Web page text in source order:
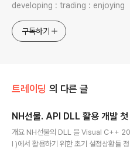
developing : trading : enjoying
구독하기
트레이딩 의 다른 글
NH선물. API DLL 활용 개발 첫
개요 NH선물의 DLL 을 Visual C++
I )에서 활용하기 위한 초기 설정상황들